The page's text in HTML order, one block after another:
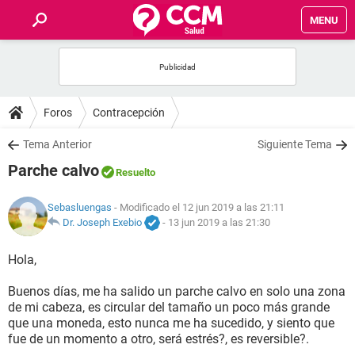
MENU
FOROS
SALUD
NUTRICIÓN
BIENESTAR
SEXUALIDAD
GLOSARIO
Foros Contracepción
Tema Anterior Siguiente Tema
Parche calvo Resuelto
Sebasluengas - Modificado el 12 jun 2019 a las 21:11
Dr. Joseph Exebio
- 13 jun 2019 a las 21:30
Hola,
Buenos días, me ha salido un parche calvo en solo una zona
de mi cabeza, es circular del tamaño un poco más grande
que una moneda, esto nunca me ha sucedido, y siento que
fue de un momento a otro, será estrés?, es reversible?.